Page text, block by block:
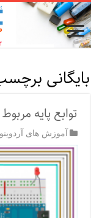
بایگانی
توابع پایه
آموزش های آردوینو